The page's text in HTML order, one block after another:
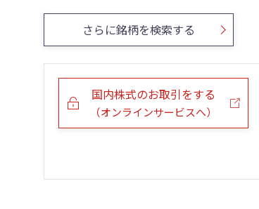
さらに銘柄を検索する
国内株式のお取引をする
（オンラインサービスへ）